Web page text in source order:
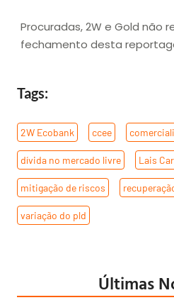
Procuradas, 2W e Gold não
fechamento desta
Tags:
2W Ecobank ccee
dívida no mercado livre Lais
mitigação de riscos
variação do pld
Últimas